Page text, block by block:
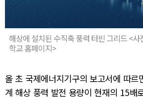
해상에 설치된 수직축 풍력 터빈 그리드 <
학교 홈페이지>
올 초 국제에너지기구의 보고서에 따
계 해상 풍력 발전 용량이 현재의 15배